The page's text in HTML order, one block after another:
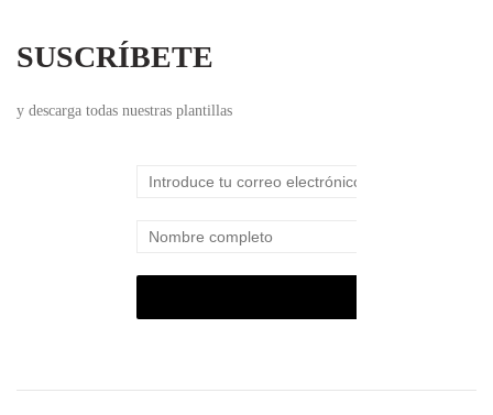
SUSCRÍBETE
y descarga todas nuestras plantillas